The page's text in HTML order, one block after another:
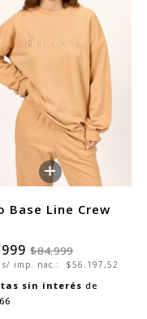
+
Base Line Crew
$84.999
s/ imp. nac.: $56.197,52
sin interés de